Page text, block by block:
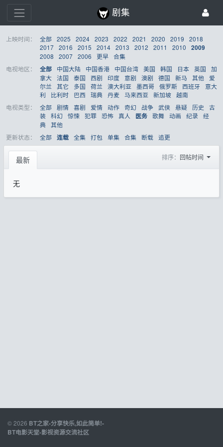
剧集
上映时间： 全部 2025 2024 2023 2022 2021 2020 2019
2018
2017 2016 2015 2014 2013 2012 2011 2010
2009
2008
2007 2006 更早 合集
电视地区：
全部 中国大陆 中国香港 中国台湾 美国 韩国 日本 英国
加
拿大 法国 泰国 西剧 印度 意剧 澳剧 德国 新马 其他
爱
尔兰
其它 多国 荷兰 澳大利亚 墨西哥 俄罗斯 西班牙
意大
利
比利时 巴西 瑞典 丹麦 马来西亚 新加坡 越南
电视类型：
全部 剧情 喜剧 爱情 动作 奇幻 战争 武侠 悬疑 历史
古
装 科幻 惊悚 犯罪 恐怖 真人 医务 歌舞 动画 纪录 经
典 其他
更新状态：
全部 连载 全集 打包 单集 合集 断载 追更
最新 排序： 回帖时间
无
© 2026 BT之家-分享快乐,如此简单!-
BT电影天堂-影视资源交流社区